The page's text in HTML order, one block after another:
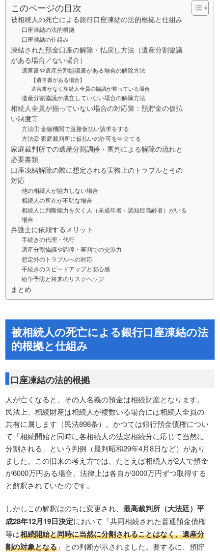
このページの目次
被相続人の死亡による銀行口座凍結の法的根拠と仕組み
口座凍結の法的根拠
口座凍結の仕組み
凍結された預金口座の解除・払戻し方法（遺産分割協議
がある場合／ない場合）
遺言書や遺産分割協議書がある場合の解除方法
【遺言書がある場合】
遺言書がなく相続人全員の協議が整っている場合
遺産分割協議が成立していない場合の解除方法
相続人全員が揃っていない場合の対応策：預貯金の仮払
い制度等
方法① 金融機関で直接仮払い請求をする
方法② 家庭裁判所に仮払いの許可を申立てる
家庭裁判所での遺産分割調停・審判による解除の流れと
必要書類
口座凍結解除の際に想定される実務上のトラブルとその
対応
他の相続人が協力しない場合
相続人の所在が不明な場合
相続人に判断能力を欠く人（未成年者・認知症高齢者）がいる
場合
弁護士に依頼するメリット
手続きの代理・代行
遺産分割協議や調停・審判での交渉力
想定外のトラブルへの対応
手続きのスピードアップと安心感
紛争予防と将来のリスクヘッジ
まとめ
被相続人の死亡による銀行口座凍結の法
的根拠と仕組み
口座凍結の法的根拠
人が亡くなると、その人名義の預金は相続財産となります。
民法上、相続財産は相続人が複数いる場合には相続人全員の
共有に属します（民法898条）。かつては銀行預金債権につい
て「相続開始と同時に各相続人の法定相続分に応じて当然に
分割される」という判例（最判昭和29年4月8日など）があり
ました。この旧来の考え方では、たとえば相続人が2人で預金
が6000万円ある場合、法律上は各自が3000万円ずつ取得する
と解釈されていたのです。
しかしこの解釈はのちに変更され、最高裁判所（大法廷）平
成28年12月19日決定において「共同相続された普通預金債権
等は相続開始と同時に当然に分割されることはなく、遺産分
割の対象となる 」との判断が示されました。要するに、預貯